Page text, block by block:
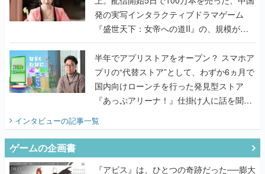
発の実写インタラクティブドラマゲーム
『盛世天下：女帝への道II』の、規模が違
うこだわりをプロデューサーに聞いた
半年でアプリストアをオープン？ スマホア
プリの“代替ストア”として、わずか6ヵ月で
国内向けローンチを行った発見型ストア
『あっぷアリーナ！』仕掛け人に話を聞い
インタビューの記事一覧
ゲームの企画書
『アビス』は、ひとつの奇跡だった──膨大